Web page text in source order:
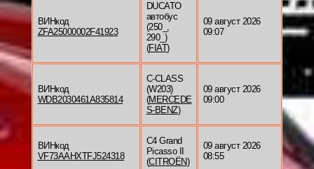
ВИНкод
ZFA25000002F41923
DUCATO
автобус
(250_,
290_)
(FIAT)
09 август 2026
09:07
ВИНкод
WDB2030461A835814
C-CLASS
(W203)
(MERCEDE
S-BENZ)
09 август 2026
09:00
ВИНкод
VF73AAHXTFJ524318
C4 Grand
Picasso II
(CITROËN)
09 август 2026
08:55